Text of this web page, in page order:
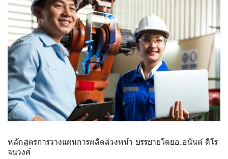
หลักสูตรการวางแผนการผลิตล่วงหน้า บรรยายโดยอ.อนันต์ ดีโร
จนวงศ์